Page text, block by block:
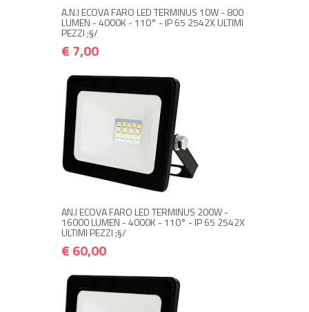
A.N.I ECOVA FARO LED TERMINUS 10W - 800
LUMEN - 4000K - 110° - IP 65 2542X ULTIMI
PEZZI ;§/
€ 7,00
AN.I ECOVA FARO LED TERMINUS 200W -
16000 LUMEN - 4000K - 110° - IP 65 2542X
ULTIMI PEZZI ;§/
€ 60,00
NON DISPONIBILE A MAGAZZINO
Avvisami quando disponibile